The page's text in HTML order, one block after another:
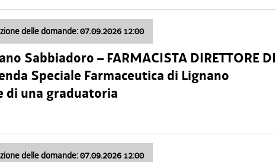
delle domande: 07.09.2026 12:00
Sabbiadoro – FARMACISTA DIRETTORE DI
Speciale Farmaceutica di Lignano
di una graduatoria
delle domande: 07.09.2026 12:00